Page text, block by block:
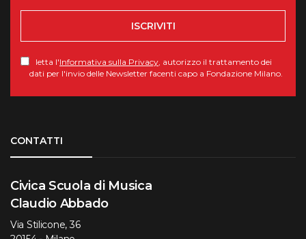
ISCRIVITI
letta l'Informativa sulla Privacy , autorizzo il trattamento dei
dati per l'invio delle Newsletter facenti capo a Fondazione Milano.
CONTATTI
Civica Scuola di Musica
Claudio Abbado
Via Stilicone, 36